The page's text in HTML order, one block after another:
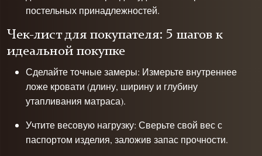
постельных принадлежностей.
Чек-лист для покупателя: 5 шагов к
идеальной покупке
Сделайте точные замеры: Измерьте внутреннее
ложе кровати (длину, ширину и глубину
утапливания матраса).
Учтите весовую нагрузку: Сверьте свой вес с
паспортом изделия, заложив запас прочности.